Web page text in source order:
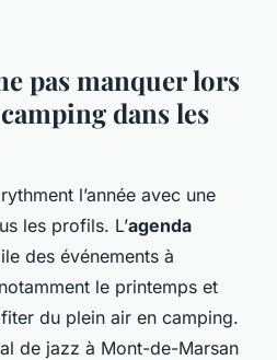
pas manquer lors
dans les
rythment l’année avec une
les profils. L’agenda
des événements à
le printemps et
du plein air en camping.
de jazz à Mont-de-Marsan